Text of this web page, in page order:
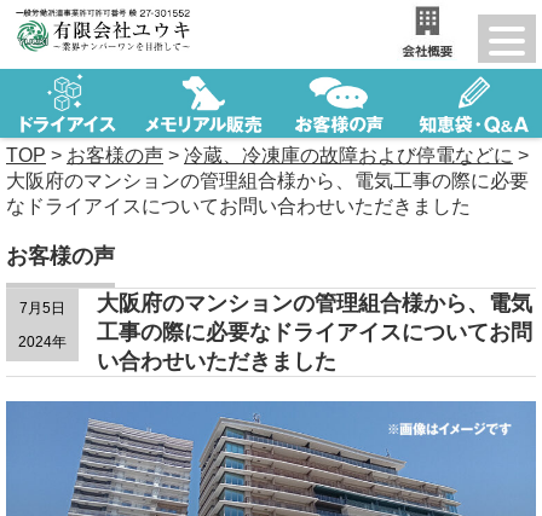
TOP > お客様の声 > 冷蔵、冷凍庫の故障および停電などに >
大阪府のマンションの管理組合様から、電気工事の際に必要
なドライアイスについてお問い合わせいただきました
お客様の声
7月5日
2024年
大阪府のマンションの管理組合様から、電気
工事の際に必要なドライアイスについてお問
い合わせいただきました